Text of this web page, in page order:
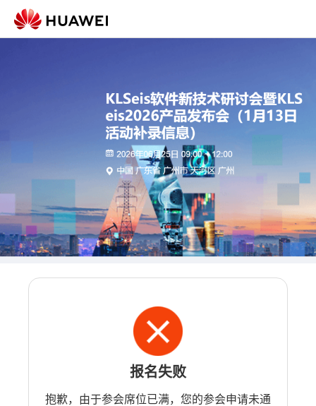
报名失败
抱歉，由于参会席位已满，您的参会申请未通